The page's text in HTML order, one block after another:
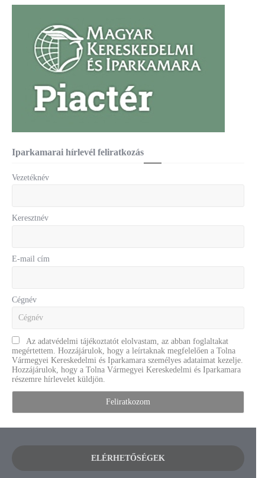
Iparkamarai hírlevél feliratkozás
Vezetéknév
Keresztnév
E-mail cím
Cégnév
Az adatvédelmi tájékoztatót elolvastam, az abban foglaltakat
megértettem. Hozzájárulok, hogy a leírtaknak megfelelően a Tolna
Vármegyei Kereskedelmi és Iparkamara személyes adataimat kezelje.
Hozzájárulok, hogy a Tolna Vármegyei Kereskedelmi és Iparkamara
részemre hírlevelet küldjön.
ELÉRHETŐSÉGEK